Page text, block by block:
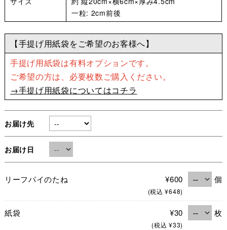
一粒: 2cm前後
【手提げ用紙袋をご希望のお客様へ】
手提げ用紙袋は有料オプションです。
ご希望の方は、必要枚数ご購入ください。
→手提げ用紙袋についてはコチラ
お届け先
お届け日
リーフパイのたね ¥600
(税込 ¥648)
個
紙袋 ¥30
(税込 ¥33)
枚